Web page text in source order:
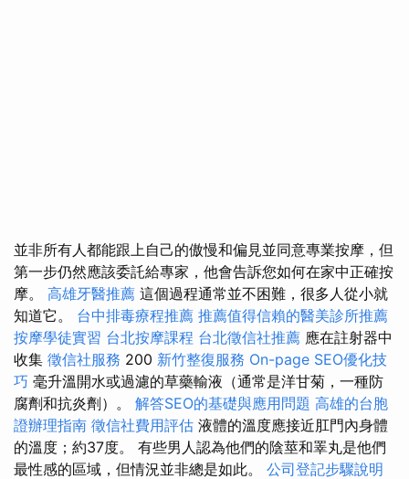
並非所有人都能跟上自己的傲慢和偏見並同意專業按摩，但
第一步仍然應該委託給專家，他會告訴您如何在家中正確按
摩。 高雄牙醫推薦 這個過程通常並不困難，很多人從小就
知道它。 台中排毒療程推薦 推薦值得信賴的醫美診所推薦
按摩學徒實習 台北按摩課程 台北徵信社推薦 應在註射器中
收集 徵信社服務 200 新竹整復服務 On-page SEO優化技
巧 毫升溫開水或過濾的草藥輸液（通常是洋甘菊，一種防
腐劑和抗炎劑）。 解答SEO的基礎與應用問題 高雄的台胞
證辦理指南 徵信社費用評估 液體的溫度應接近肛門內身體
的溫度；約37度。 有些男人認為他們的陰莖和睪丸是他們
最性感的區域，但情況並非總是如此。 公司登記步驟說明